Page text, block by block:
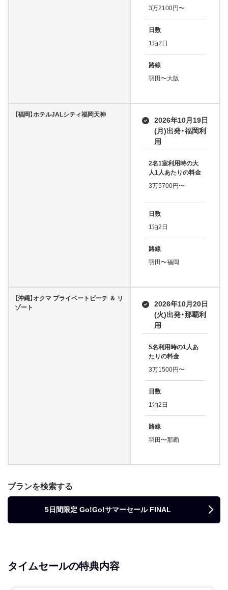
3万2100円〜
日数
1泊2日
路線
羽田〜大阪
【福岡】ホテルJALシティ福岡天神
2026年10月19日
(月)出発・福岡利
用
2名1室利用時の大
人1人あたりの料金
3万5700円〜
日数
1泊2日
路線
羽田〜福岡
【沖縄】オクマ プライベートビーチ ＆ リ
ゾート
2026年10月20日
(火)出発・那覇利
用
5名利用時の1人あ
たりの料金
3万1500円〜
日数
1泊2日
路線
羽田〜那覇
プランを検索する
5日間限定 Go!Go!サマーセール FINAL
タイムセールの特典内容